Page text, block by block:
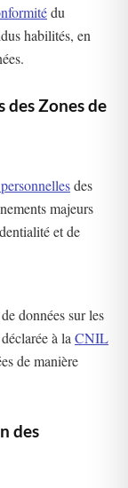
du
habilités, en
des Zones de
des
majeurs
et de
données sur les
à la CNIL
de manière
des